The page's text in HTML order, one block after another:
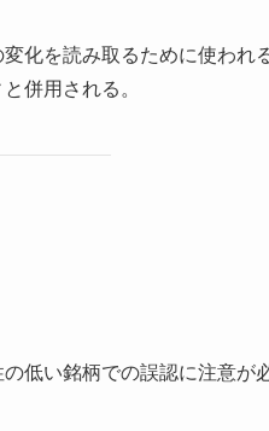
化を読み取るために使われ
併用される。
低い銘柄での誤認に注意が